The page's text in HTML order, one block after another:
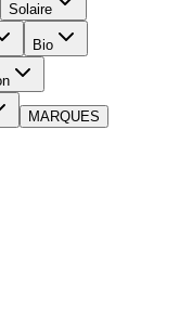
Solaire
Bio
MARQUES